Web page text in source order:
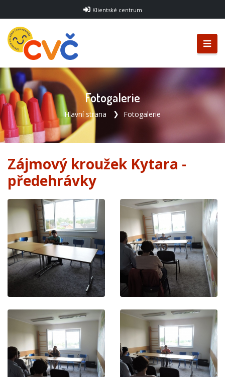
Klientské centrum
Fotogalerie
Hlavní strana Fotogalerie
Zájmový kroužek Kytara -
předehrávky